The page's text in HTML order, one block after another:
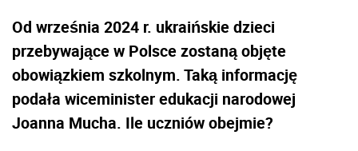
Od września 2024 r. ukraińskie dzieci
przebywające w Polsce zostaną objęte
obowiązkiem szkolnym. Taką informację
podała wiceminister edukacji narodowej
Joanna Mucha. Ile uczniów obejmie?